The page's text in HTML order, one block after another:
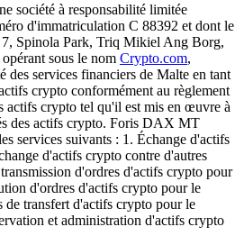
société à responsabilité limitée
d'immatriculation C 88392 et dont le
7, Spinola Park, Triq Mikiel Ang Borg,
sous le nom Crypto.com,
des services financiers de Malte en tant
crypto conformément au règlement
actifs crypto tel qu'il est mis en œuvre à
des actifs crypto. Foris DAX MT
services suivants : 1. Échange d'actifs
d'actifs crypto contre d'autres
d'ordres d'actifs crypto pour
d'ordres d'actifs crypto pour le
de transfert d'actifs crypto pour le
et administration d'actifs crypto